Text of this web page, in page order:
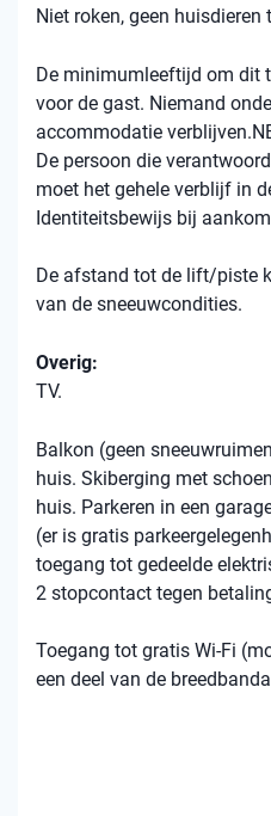
Niet roken, geen huisdieren
De minimumleeftijd om dit
voor de gast. Niemand
accommodatie
De persoon die
moet het gehele verblijf in
Identiteitsbewijs bij
De afstand tot de lift/piste
van de sneeuwcondities.
Overig:
TV.
Balkon (geen
huis. Skiberging met
huis. Parkeren in een
(er is gratis
toegang tot gedeelde
2 stopcontact tegen
Toegang tot gratis Wi-Fi
een deel van de